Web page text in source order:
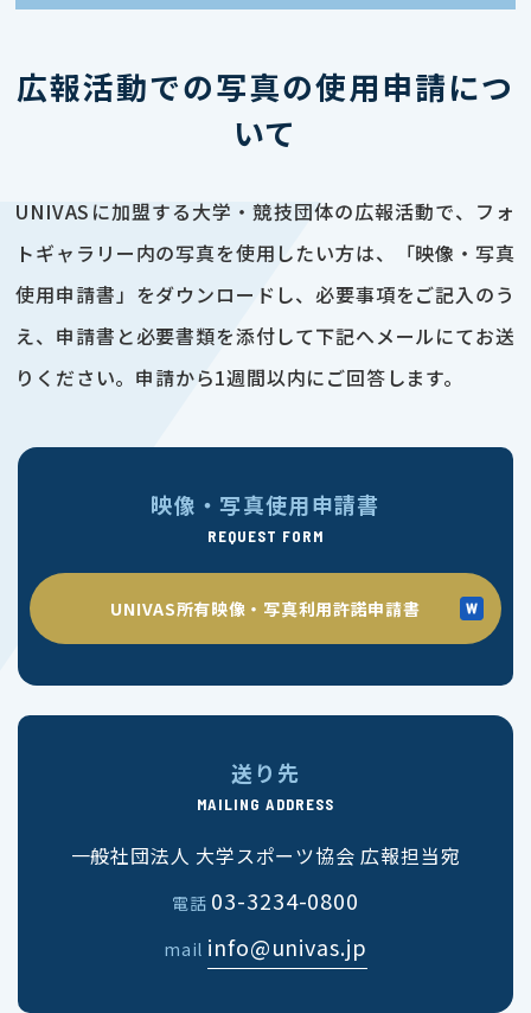
広報活動での写真の使用申請につ
いて
UNIVASに加盟する大学・競技団体の広報活動で、フォ
トギャラリー内の写真を使用したい方は、「映像・写真
使用申請書」をダウンロードし、必要事項をご記入のう
え、申請書と必要書類を添付して下記へメールにてお送
りください。申請から1週間以内にご回答します。
映像・写真使用申請書
REQUEST FORM
UNIVAS所有映像・写真利用許諾申請書
送り先
MAILING ADDRESS
一般社団法人 大学スポーツ協会 広報担当宛
電話 03-3234-0800
mail info@univas.jp